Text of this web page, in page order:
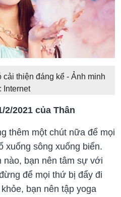
thiện đáng kể - Ảnh minh
Internet
2/2021 của Thân
thêm một chút nữa để mọi
xuống sông xuống biển.
nào, bạn nên tâm sự với
để mọi thứ bị đẩy đi
bạn nên tập yoga